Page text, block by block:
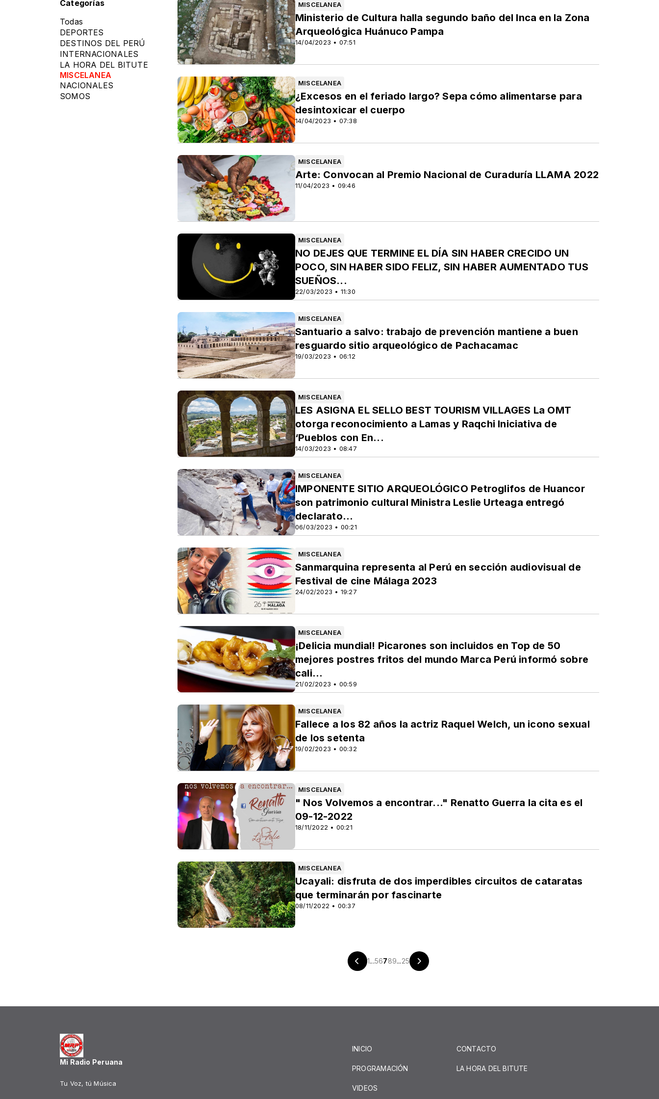
Categorías
Todas
DEPORTES
DESTINOS DEL PERÚ
INTERNACIONALES
LA HORA DEL BITUTE
MISCELANEA
NACIONALES
SOMOS
MISCELANEA
14/04/2023 • 07:51
Ministerio de Cultura halla segundo baño del Inca en la Zona
Arqueológica Huánuco Pampa
MISCELANEA
14/04/2023 • 07:38
¿Excesos en el feriado largo? Sepa cómo alimentarse para
desintoxicar el cuerpo
MISCELANEA
11/04/2023 • 09:46
Arte: Convocan al Premio Nacional de Curaduría LLAMA 2022
MISCELANEA
22/03/2023 • 11:30
NO DEJES QUE TERMINE EL DÍA SIN HABER CRECIDO UN
POCO, SIN HABER SIDO FELIZ, SIN HABER AUMENTADO TUS
SUEÑOS...
MISCELANEA
19/03/2023 • 06:12
Santuario a salvo: trabajo de prevención mantiene a buen
resguardo sitio arqueológico de Pachacamac
MISCELANEA
14/03/2023 • 08:47
LES ASIGNA EL SELLO BEST TOURISM VILLAGES La OMT
otorga reconocimiento a Lamas y Raqchi Iniciativa de
‘Pueblos con En...
MISCELANEA
06/03/2023 • 00:21
IMPONENTE SITIO ARQUEOLÓGICO Petroglifos de Huancor
son patrimonio cultural Ministra Leslie Urteaga entregó
declarato...
MISCELANEA
24/02/2023 • 19:27
Sanmarquina representa al Perú en sección audiovisual de
Festival de cine Málaga 2023
MISCELANEA
21/02/2023 • 00:59
¡Delicia mundial! Picarones son incluidos en Top de 50
mejores postres fritos del mundo Marca Perú informó sobre
cali...
MISCELANEA
19/02/2023 • 00:32
Fallece a los 82 años la actriz Raquel Welch, un icono sexual
de los setenta
MISCELANEA
18/11/2022 • 00:21
" Nos Volvemos a encontrar..." Renatto Guerra la cita es el
09-12-2022
MISCELANEA
08/11/2022 • 00:37
Ucayali: disfruta de dos imperdibles circuitos de cataratas
que terminarán por fascinarte
1...56789...25
Mi Radio Peruana
Tu Voz, tú Música
INICIO
PROGRAMACIÓN
VIDEOS
CONTACTO
LA HORA DEL BITUTE